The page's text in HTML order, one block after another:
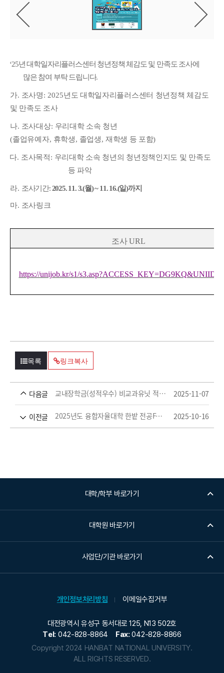
전
음
‘25년 대학일자리플러스센터 청년정책 체감도 및 만족도 조사에
많은 참여 부탁 드립니다.
가. 조사명: 2025년도 대학일자리플러스센터 청년정책 체감도
및 만족도 조사
나. 조사대상: 우리대학 소속 청년
(졸업유예자, 휴학생, 졸업생, 재학생 등 포함)
다. 조사목적: 우리대학 소속 청년의 청년정책인지도 및 만족도
등 파악
라. 조사기간:2025. 11. 3.(월) ~ 11. 16.(일)까지
마. 조사링크
조사URL
https://unijob.kr/s1/
목록 링크복사
다음글 교내장학금(성적우수) 비교과유닛 적용기준 안내 2025-11-07
이전글 2025년도 융합자율대학 한밭 전공FAIR 개최 안내 2025-10-16
대학/학부 바로가기
대학원 바로가기
사업단/기관 바로가기
개인정보처리방침 이메일수집거부
대전광역시 유성구 동서대로 125, N13 502호
Tel: 042-828-8864 Fax: 042-828-8866
Copyright 2024 HANBAT NATIONAL UNIVERSITY.
ALL RIGHTS RESERVED.